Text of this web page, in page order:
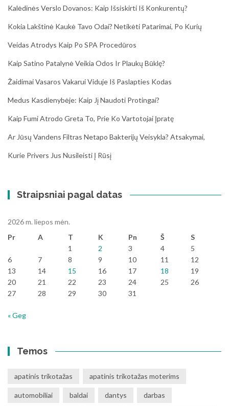
Kalėdinės Verslo Dovanos: Kaip Išsiskirti Iš Konkurentų?
Kokia Lakštinė Kaukė Tavo Odai? Netikėti Patarimai, Po Kurių
Veidas Atrodys Kaip Po SPA Procedūros
Kaip Satino Patalynė Veikia Odos Ir Plaukų Būklę?
Žaidimai Vasaros Vakarui Viduje Iš Paslapties Kodas
Medus Kasdienybėje: Kaip Jį Naudoti Protingai?
Kaip Fumi Atrodo Greta To, Prie Ko Vartotojai Įpratę
Ar Jūsų Vandens Filtras Netapo Bakterijų Veisykla? Atsakymai,
Kurie Privers Jus Nusileisti Į Rūsį
Straipsniai pagal datas
2026 m. liepos mėn.
Pr
A T K Pn Š
S
1
2 3 4
5
6
7 8 9 10 11
12
13
14 15 16 17 18
19
20
21 22 23 24 25
26
27
28 29 30 31
« Geg
Temos
apatinis trikotažas apatinis trikotažas moterims
automobiliai baldai dantys darbas